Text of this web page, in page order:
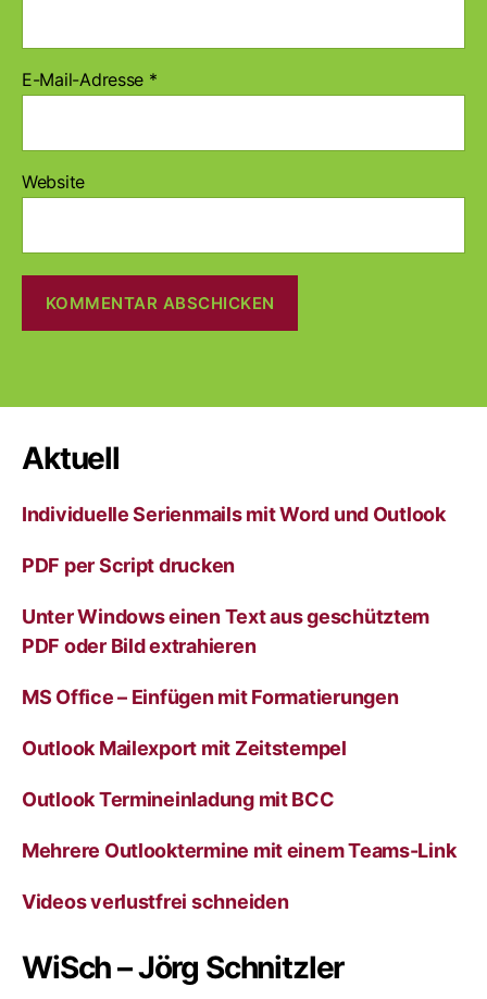
E-Mail-Adresse *
Website
t
r
n
t
v
Aktuell
Individuelle Serienmails mit Word und Outlook
PDF per Script drucken
Unter Windows einen Text aus geschütztem
PDF oder Bild extrahieren
MS Office – Einfügen mit Formatierungen
Outlook Mailexport mit Zeitstempel
Outlook Termineinladung mit BCC
Mehrere Outlooktermine mit einem Teams-Link
Videos verlustfrei schneiden
WiSch – Jörg Schnitzler